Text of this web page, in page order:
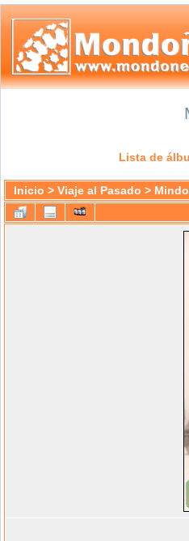
Lista de
Inicio > Viaje al Pasado >